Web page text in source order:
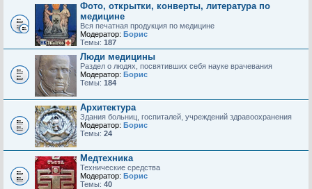
Фото, открытки, конверты, литература по
медицине
Вся печатная продукция по медицине
Модератор: Борис
Темы: 187
Люди медицины
Раздел о людях, посвятивших себя науке врачевания
Модератор: Борис
Темы: 184
Архитектура
Здания больниц, госпиталей, учреждений здравоохранения
Модератор: Борис
Темы: 24
Медтехника
Технические средства
Модератор: Борис
Темы: 40